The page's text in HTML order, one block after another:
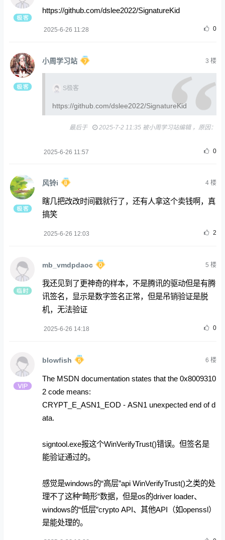
https://github.com/dslee2022/SignatureKid
2025-6-26 11:28 0
小周学习站 3 楼
S极客
https://github.com/dslee2022/SignatureKid
最后于 2025-7-2 11:35 被小周学习站编辑 ，原因：
2025-6-26 11:57 0
风铃i 4楼
瞎几把改改时间戳就行了，还有人拿这个卖钱啊，真
搞笑
2025-6-26 12:03 2
mb_vmdpdaoc 5 楼
我还见到了更神奇的样本，不是腾讯的驱动但是有腾
讯签名，显示是数字签名正常，但是吊销验证是脱
机，无法验证
2025-6-26 14:18 0
blowfish 6 楼
The MSDN documentation states that the 0x8009310
2 code means:
CRYPT_E_ASN1_EOD - ASN1 unexpected end of d
ata.
signtool.exe报这个WinVerifyTrust()错误。但签名是
能验证通过的。
感觉是windows的“高层”api WinVerifyTrust()之类的处
理不了这种“畸形”数据，但是os的driver loader、
windows的“低层”crypto API、其他API（如openssl）
是能处理的。